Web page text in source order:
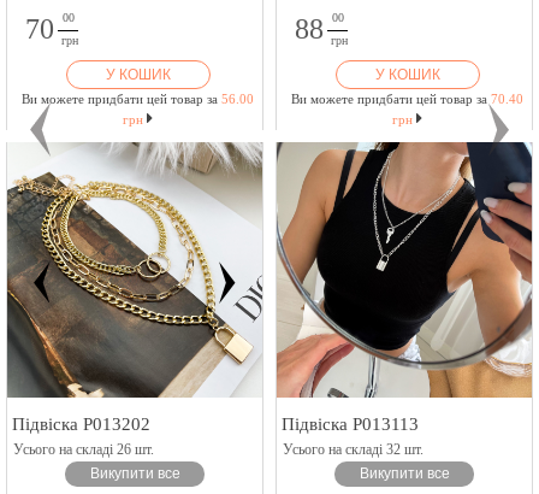
70
00
грн
У КОШИК
Ви можете придбати цей товар за 56.00
грн
88
00
грн
У КОШИК
Ви можете придбати цей товар за 70.40
грн
Підвіска P013202
Усього на складі 26 шт.
Викупити все
Підвіска P013113
Усього на складі 32 шт.
Викупити все